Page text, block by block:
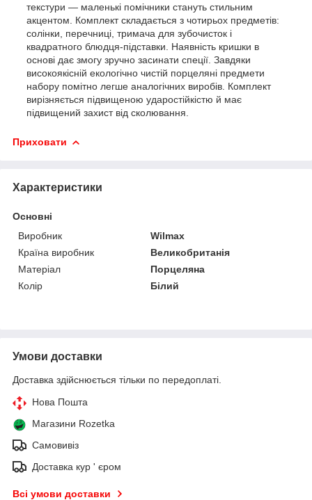
текстури — маленькі помічники стануть стильним
акцентом. Комплект складається з чотирьох предметів:
солінки, перечниці, тримача для зубочисток і
квадратного блюдця-підставки. Наявність кришки в
основі дає змогу зручно засинати спеції. Завдяки
високоякісній екологічно чистій порцеляні предмети
набору помітно легше аналогічних виробів. Комплект
вирізняється підвищеною ударостійкістю й має
підвищений захист від сколювання.
Приховати
Характеристики
Основні
Виробник
Wilmax
Країна виробник
Великобританія
Матеріал
Порцеляна
Колір
Білий
Умови доставки
Доставка здійснюється тільки по передоплаті.
Нова Пошта
Магазини Rozetka
Самовивіз
Доставка кур ' єром
Всі умови доставки